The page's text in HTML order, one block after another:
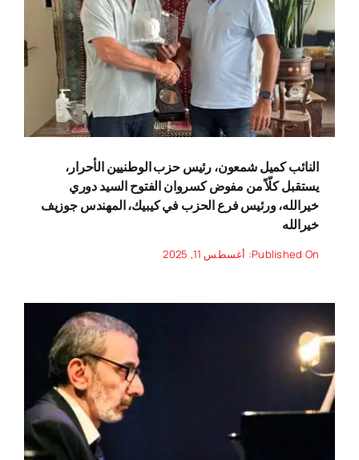
النائب كميل شمعون، رئيس حزب الوطنيين الأحرار،
يستقبل كلّاً من مفوض كسروان الفتوح السيد دوري
خيرالله، ورئيس فرع الحزب في كيبيك، المهندس جوزيف
خيرالله
Published On: أغسطس 11, 2025